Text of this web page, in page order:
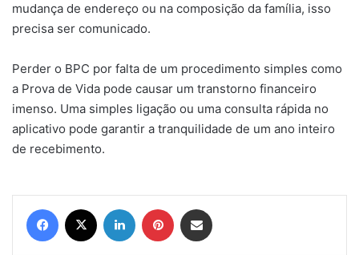
mudança de endereço ou na composição da família, isso
precisa ser comunicado.
Perder o BPC por falta de um procedimento simples como
a Prova de Vida pode causar um transtorno financeiro
imenso. Uma simples ligação ou uma consulta rápida no
aplicativo pode garantir a tranquilidade de um ano inteiro
de recebimento.
Facebook Linkedin Pinterest